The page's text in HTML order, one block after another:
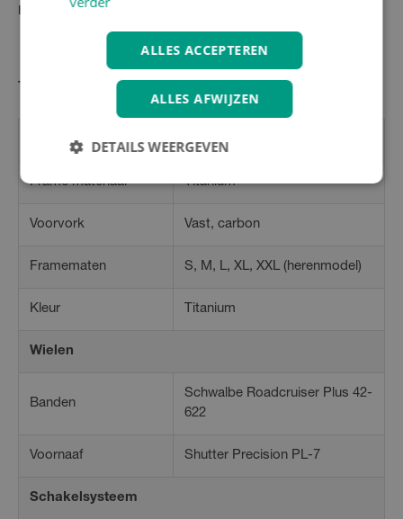
De KOGA F3 9.0 wacht op je bij een officiële KOGA dealer.
Technische specificaties KOGA F3 9.0
Frameset
Frame materiaal Titanium
Voorvork Vast, carbon
Framematen S, M, L, XL, XXL (herenmodel)
Kleur Titanium
Wielen
Banden
Schwalbe Roadcruiser Plus 42-
622
Voornaaf Shutter Precision PL-7
Schakelsysteem
ALLES ACCEPTEREN
ALLES AFWIJZEN
DETAILS WEERGEVEN